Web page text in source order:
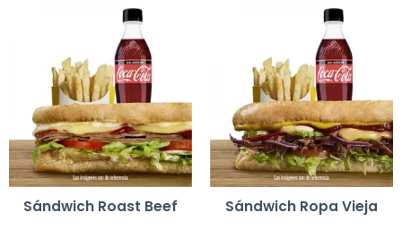
Sándwich Roast Beef
Sándwich Ropa Vieja